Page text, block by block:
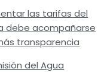
las tarifas del
debe acompañarse
transparencia
del Agua